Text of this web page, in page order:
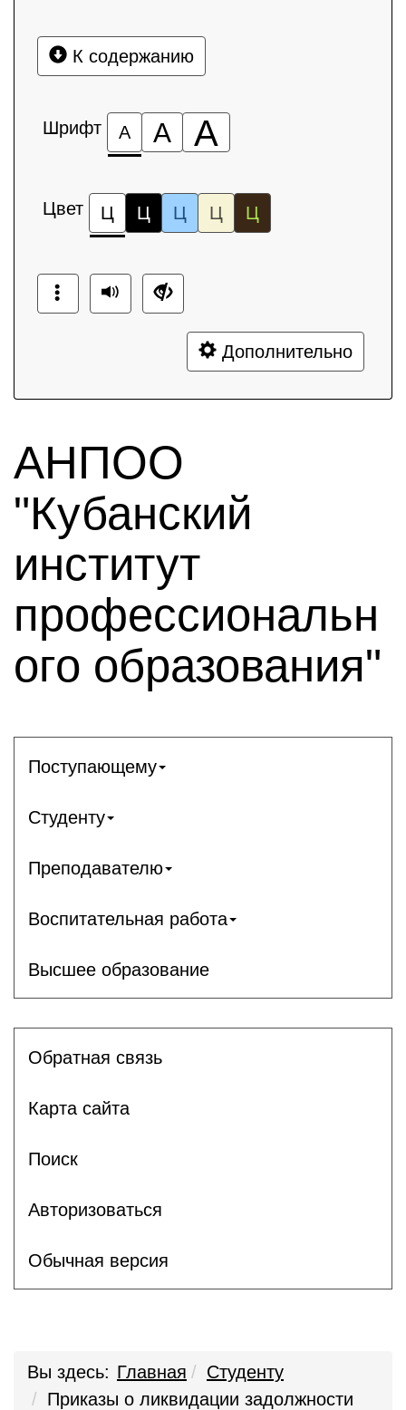
К содержанию
Шрифт А А А
Цвет Ц Ц Ц Ц Ц
Дополнительно
АНПОО
"Кубанский
институт
профессиональн
ого образования"
Поступающему
Студенту
Преподавателю
Воспитательная работа
Высшее образование
Обратная связь
Карта сайта
Поиск
Авторизоваться
Обычная версия
Вы здесь: Главная
Студенту
Приказы о ликвидации задолжности